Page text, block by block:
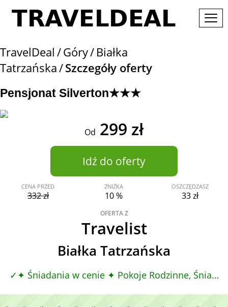
TravelDeal Góry Białka
Tatrzańska Szczegóły oferty
Pensjonat Silverton★★★
Od 299 zł
Idź do oferty
CENA PRZED
332 zł
ZNIŻKA
10 %
OSZCZĘDZASZ
33 zł
OFERTA Z
Travelist
Białka Tatrzańska
✦ Śniadania w cenie ✦ Pokoje Rodzinne, Śniadania